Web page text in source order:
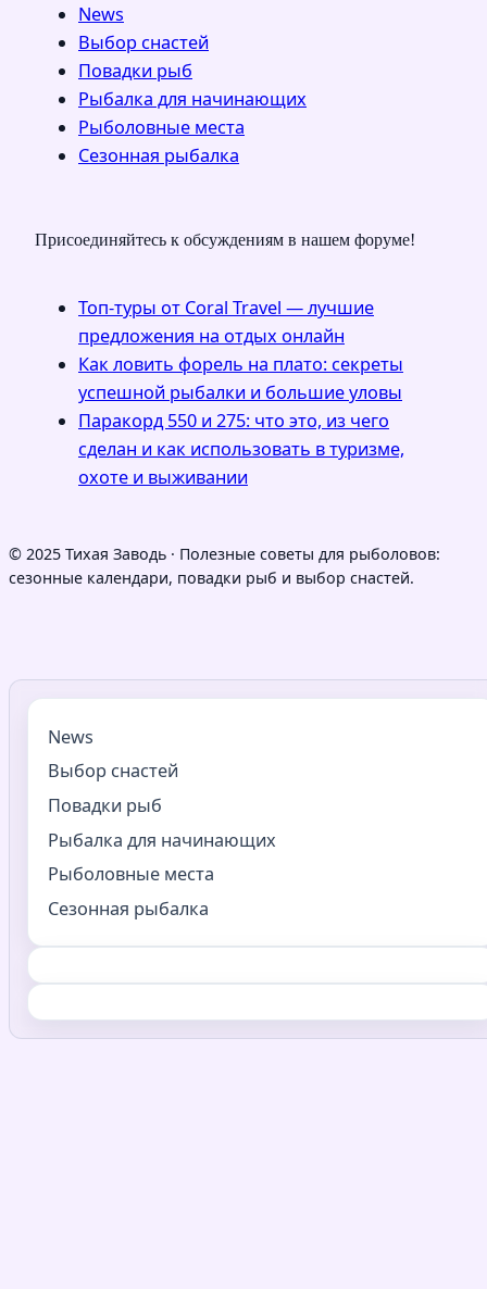
News
Выбор снастей
Повадки рыб
Рыбалка для начинающих
Рыболовные места
Сезонная рыбалка
Присоединяйтесь к обсуждениям в нашем форуме!
Топ-туры от Coral Travel — лучшие
предложения на отдых онлайн
Как ловить форель на плато: секреты
успешной рыбалки и большие уловы
Паракорд 550 и 275: что это, из чего
сделан и как использовать в туризме,
охоте и выживании
© 2025 Тихая Заводь · Полезные советы для рыболовов:
сезонные календари, повадки рыб и выбор снастей.
News
Выбор снастей
Повадки рыб
Рыбалка для начинающих
Рыболовные места
Сезонная рыбалка